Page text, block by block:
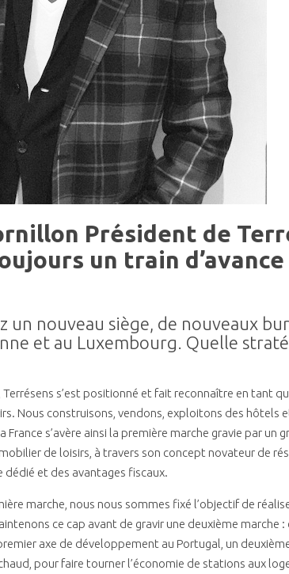
Président de
un train d’avance
un nouveau siège, de nouveaux
et au Luxembourg. Quelle
Terrésens s’est positionné et fait reconnaître en tant
Nous construisons, vendons, exploitons des hôtels
France s’avère ainsi la première marche gravie par
de loisirs, à travers son concept novateur de
dédié et des avantages fiscaux.
marche, nous nous sommes fixé l’objectif de
ce cap avant de gravir une deuxième marche
axe de développement au Portugal, un
pour faire tourner l’économie de stations aux